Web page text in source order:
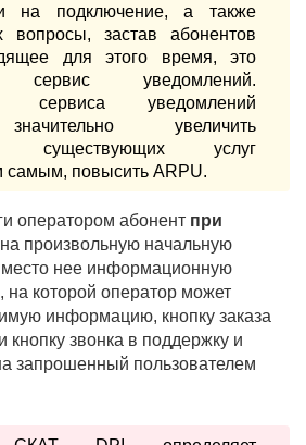
на подключение, а также
вопросы, застав абонентов
для этого время, это
сервис уведомлений.
сервиса уведомлений
увеличить
существующих услуг
самым, повысить ARPU.
оператором абонент при
на произвольную начальную
нее информационную
на которой оператор может
информацию, кнопку заказа
кнопку звонка в поддержку и
запрошенный пользователем